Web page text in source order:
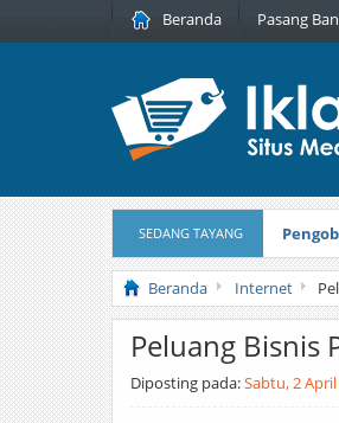
Beranda Pasang
SEDANG TAYANG
Pita
Beranda Internet
Peluang Bisnis
Diposting pada:Sabtu, 2